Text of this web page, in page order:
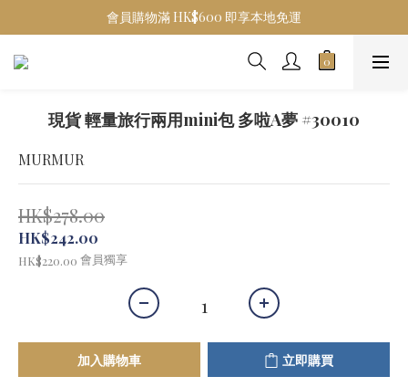
會員購物滿 HK$600 即享本地免運
現貨 輕量旅行兩用mini包 多啦A夢 #30010
MURMUR
HK$278.00
HK$242.00
HK$220.00 會員獨享
加入購物車 立即購買